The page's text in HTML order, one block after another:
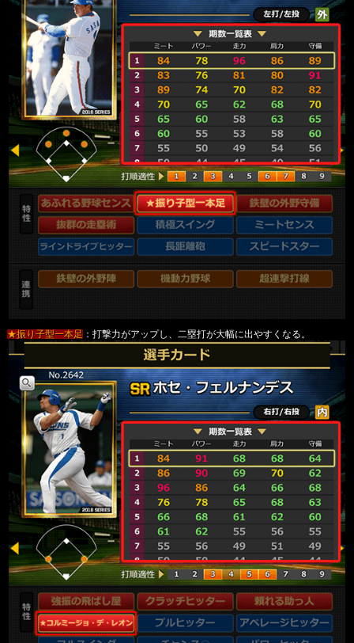
★振り子型一本足 ：打撃力がアップし、二塁打が大幅に出やすくなる。